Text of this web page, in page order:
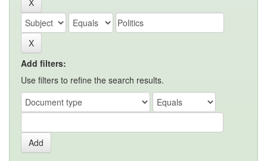
Add filters:
Use filters to refine the search results.